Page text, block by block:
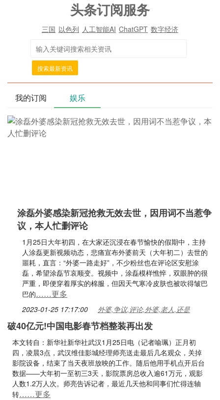
头条订阅服务
三国 以色列 人工智能AI ChatGPT 数字经济
搜索最新资讯
我的订阅 娱乐
涂磊外婆感染新冠抢救无效去世，因用词不当惹争
议，本人忙删评论
1月25日大年初四，在大家还沉浸在春节愉快的假期中，主持
人涂磊更新视频动态，悲痛宣布外婆前天（大年初二）去世的
噩耗，直言：“外婆一路走好”，不少粉丝也在评论区安慰涂
磊，希望涂磊节哀顺变。视频中，涂磊模样憔悴，双眼肿的很
严重，即便穿着厚实的棉服，但因天气寒冷皮肤也被吹得皱巴
巴的……更多
2023-01-25 17:17:00 外婆,争议,评论,外婆,老人,还是
破40亿元!中国电影春节档整装再出发
本文转自：新华社新华社武汉1月25日电（记者喻珮）正月初
四，凌晨3点，武汉维佳影城经理师亮送走最后几名观众，关掉
影院设备，结束了当天夜班放映的工作。随后他用手机点开后台
数据——大年初一至初三3天，影院票房总收入逾61万元，观影
人数1.2万人次。师亮告诉记者，最近几天他和同事们忙得连轴
转……更多